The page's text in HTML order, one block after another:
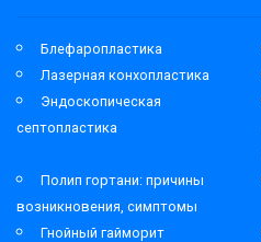
Блефаропластика
Лазерная конхопластика
Эндоскопическая
септопластика
Полип гортани: причины
возникновения, симптомы
Гнойный гайморит